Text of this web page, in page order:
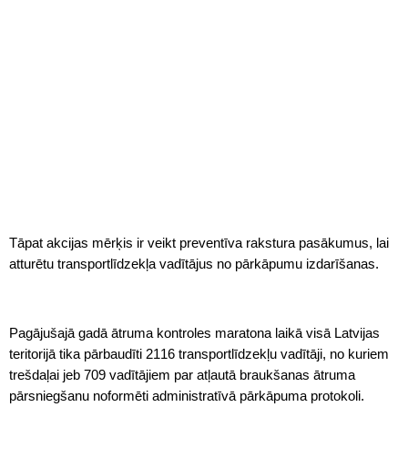
Tāpat akcijas mērķis ir veikt preventīva rakstura pasākumus, lai
atturētu transportlīdzekļa vadītājus no pārkāpumu izdarīšanas.
Pagājušajā gadā ātruma kontroles maratona laikā visā Latvijas
teritorijā tika pārbaudīti 2116 transportlīdzekļu vadītāji, no kuriem
trešdaļai jeb 709 vadītājiem par atļautā braukšanas ātruma
pārsniegšanu noformēti administratīvā pārkāpuma protokoli.